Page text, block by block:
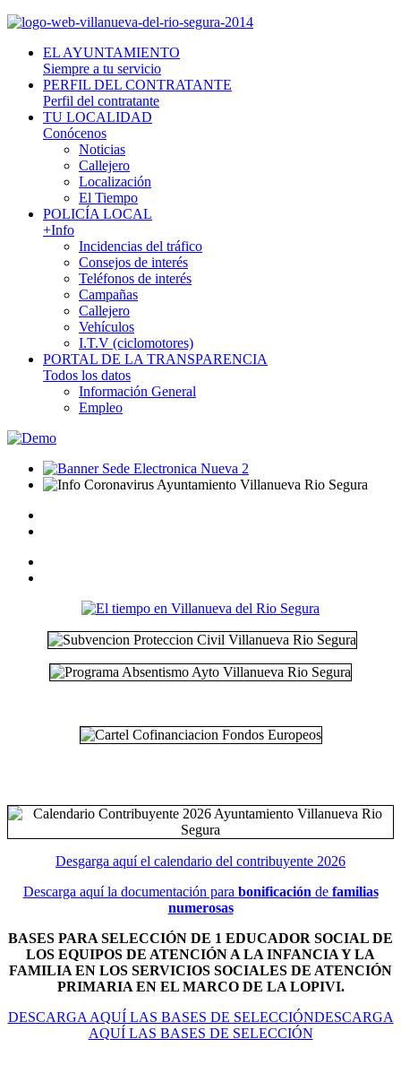
EL AYUNTAMIENTO
Siempre a tu servicio
PERFIL DEL CONTRATANTE
Perfil del contratante
TU LOCALIDAD
Conócenos
Noticias
Callejero
Localización
El Tiempo
POLICÍA LOCAL
+Info
Incidencias del tráfico
Consejos de interés
Teléfonos de interés
Campañas
Callejero
Vehículos
I.T.V (ciclomotores)
PORTAL DE LA TRANSPARENCIA
Todos los datos
Información General
Empleo
Desgarga aquí el calendario del contribuyente 2026
Descarga aquí la documentación para bonificación de familias
numerosas
BASES PARA SELECCIÓN DE 1 EDUCADOR SOCIAL DE
LOS EQUIPOS DE ATENCIÓN A LA INFANCIA Y LA
FAMILIA EN LOS SERVICIOS SOCIALES DE ATENCIÓN
PRIMARIA EN EL MARCO DE LA LOPIVI.
DESCARGA AQUÍ LAS BASES DE SELECCIÓNDESCARGA
AQUÍ LAS BASES DE SELECCIÓN